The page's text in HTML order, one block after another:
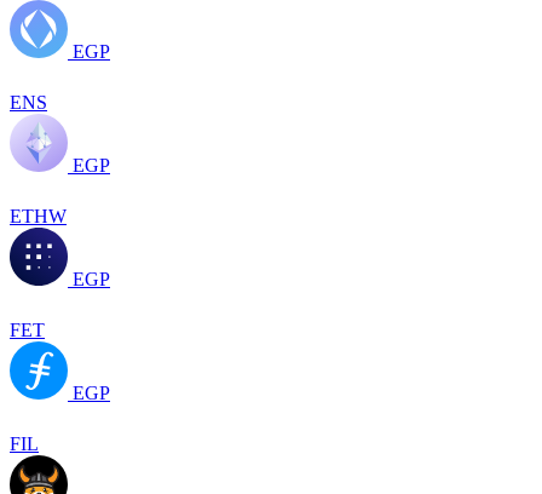
EGP
ENS
EGP
ETHW
EGP
FET
EGP
FIL